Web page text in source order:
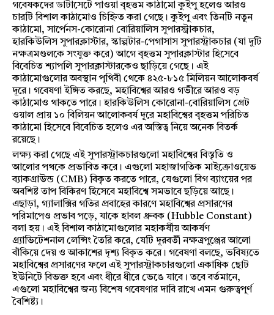
গবেষকদের ডাটাসেটে পাওয়া বৃহত্তম কাঠামো কুইপু হলেও আরও
চারটি বিশাল কাঠামোও চিহ্নিত করা গেছে। কুইপু এবং তিনটি নতুন
কাঠামো, সার্পেনস-কোরোনা বোরিয়ালিস সুপারস্ট্রাকচার,
হারকিউলিস সুপারক্লাস্টার, স্কাল্পটার-পেগাসাস সুপারস্ট্রাকচার (যা দুটি
নক্ষত্রমণ্ডলকে সংযুক্ত করে) আগে বৃহত্তম সুপারক্লাস্টার হিসেবে
বিবেচিত শ্যাপলি সুপারক্লাস্টারকেও ছাড়িয়ে গেছে। এই
কাঠামোগুলোর অবস্থান পৃথিবী থেকে ৪২৫-৮১৫ মিলিয়ন আলোকবর্ষ
দূরে। গবেষণা ইঙ্গিত করছে, মহাবিশ্বের আরও গভীরে আরও বড়
কাঠামোও থাকতে পারে। হারকিউলিস কোরোনা-বোরিয়ালিস গ্রেট
ওয়াল প্রায় ১০ বিলিয়ন আলোকবর্ষ দূরে মহাবিশ্বের বৃহত্তম পরিচিত
কাঠামো হিসেবে বিবেচিত হলেও এর অস্তিত্ব নিয়ে অনেক বিতর্ক
রয়েছে।
লক্ষ্য করা গেছে এই সুপারস্ট্রাকচারগুলো মহাবিশ্বের বিস্তৃতি ও
আলোর পথকে প্রভাবিত করে। এগুলো মহাজাগতিক মাইক্রোওয়েভ
ব্যাকগ্রাউন্ড (CMB) বিকৃত করতে পারে, যেগুলো বিগ ব্যাংয়ের পর
অবশিষ্ট তাপ বিকিরণ হিসেবে মহাবিশ্বে সমভাবে ছড়িয়ে আছে।
এছাড়া, গ্যালাক্সির গতির প্রবাহের কারণে মহাবিশ্বের প্রসারণের
পরিমাপেও প্রভাব পড়ে, যাকে হাবল ধ্রুবক (Hubble Constant)
বলা হয়। এই বিশাল কাঠামোগুলোর মহাকর্ষীয় আকর্ষণ
গ্র্যাভিটেশনাল লেন্সিং তৈরি করে, যেটি দূরবর্তী নক্ষত্রপুঞ্জের আলো
বাঁকিয়ে দেয় ও আকাশের দৃশ্য বিকৃত করে। গবেষণা বলছে, ভবিষ্যতে
মহাবিশ্বের প্রসারণের ফলে এই সুপারস্ট্রাকচারগুলো একাধিক ছোট
ইউনিটে বিভক্ত হবে এবং ধীরে ধীরে ভেঙে যাবে। তবে বর্তমানে,
এগুলো মহাবিশ্বের জন্য বিশেষ গবেষণার দাবি রাখে এমন গুরুত্বপূর্ণ
বৈশিষ্ট্য।